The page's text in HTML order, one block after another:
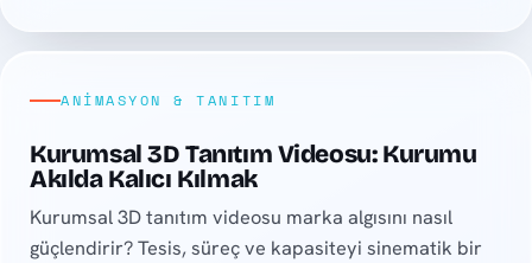
ANIMASYON & TANITIM
Kurumsal 3D Tanıtım Videosu: Kurumu
Akılda Kalıcı Kılmak
Kurumsal 3D tanıtım videosu marka algısını nasıl
güçlendirir? Tesis, süreç ve kapasiteyi sinematik bir